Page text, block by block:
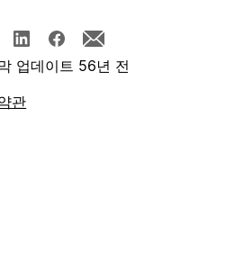
업데이트 56년 전
관